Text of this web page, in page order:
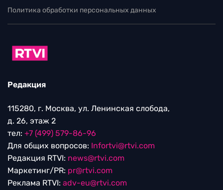
Политика обработки персональных данных
Редакция
115280, г. Москва, ул. Ленинская слобода,
д. 26, этаж 2
тел: +7 (499) 579-86-96
Для общих вопросов: Infortvi@rtvi.com
Редакция RTVI: news@rtvi.com
Маркетинг/PR: pr@rtvi.com
Реклама RTVI: adv-eu@rtvi.com